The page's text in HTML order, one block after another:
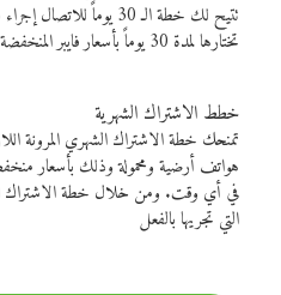
تتيح لك خطة الـ 30 يوماً
تختارها لمدة 30 يوماً بأسعار فايبر المنخفضة.
خطط الاشتراك الشهرية
تمنحك خطة الاشتراك الشهري المرونة
هواتف أرضية ومحمولة وذلك بأسعار
في أي وقت. ومن خلال خطة الاشتراك
التي تجريها بالفعل